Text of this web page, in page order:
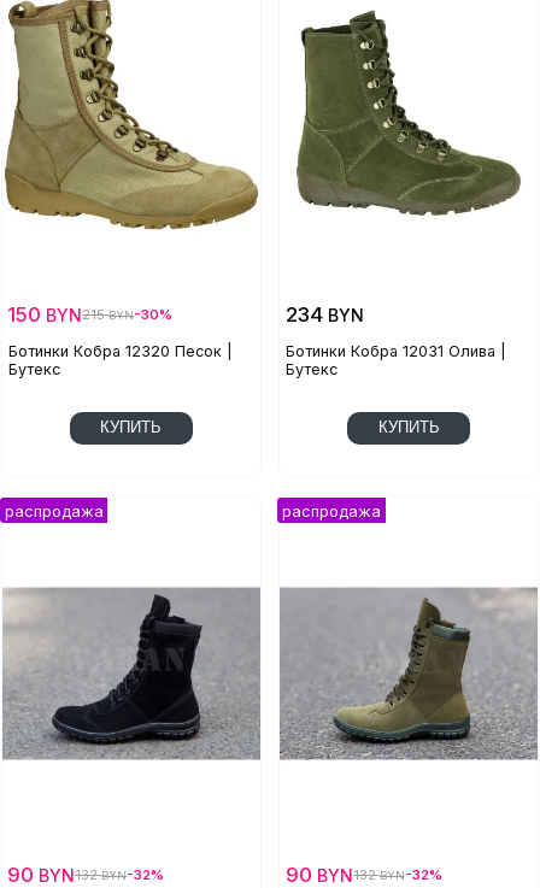
Ботинки Кобра 12320 Песок |
Бутекс
150 BYN215BYN-30%
КУПИТЬ
Ботинки Кобра 12031 Олива |
Бутекс
234 BYN
КУПИТЬ
90 BYN132BYN-32% 90 BYN132BYN-32%